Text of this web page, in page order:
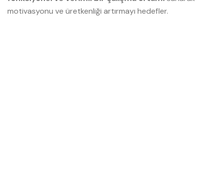
motivasyonu ve üretkenliği artırmayı hedefler.